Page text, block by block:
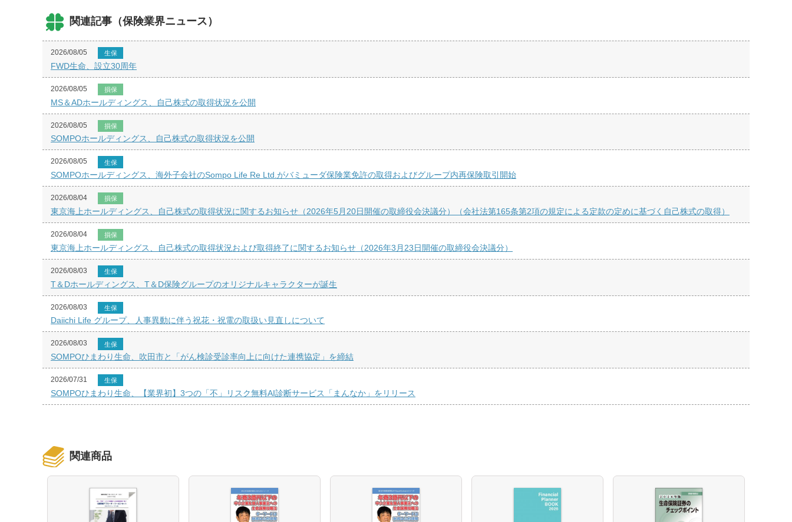
関連記事（保険業界ニュース）
2026/08/05 生保
FWD生命、設立30周年
2026/08/05 損保
MS＆ADホールディングス、自己株式の取得状況を公開
2026/08/05 損保
SOMPOホールディングス、自己株式の取得状況を公開
2026/08/05 生保
SOMPOホールディングス、海外子会社のSompo Life Re Ltd.がバミューダ保険業免許の取得およびグループ内再保険取引開始
2026/08/04 損保
東京海上ホールディングス、自己株式の取得状況に関するお知らせ（2026年5月20日開催の取締役会決議分）（会社法第165条第2項の規定による定款の定めに基づく自己株式の取得）
2026/08/04 損保
東京海上ホールディングス、自己株式の取得状況および取得終了に関するお知らせ（2026年3月23日開催の取締役会決議分）
2026/08/03 生保
T＆Dホールディングス、T＆D保険グループのオリジナルキャラクターが誕生
2026/08/03 生保
Daiichi Life グループ、人事異動に伴う祝花・祝電の取扱い見直しについて
2026/08/03 生保
SOMPOひまわり生命、吹田市と「がん検診受診率向上に向けた連携協定」を締結
2026/07/31 生保
SOMPOひまわり生命、【業界初】3つの「不」リスク無料AI診断サービス「まんなか」をリリース
関連商品